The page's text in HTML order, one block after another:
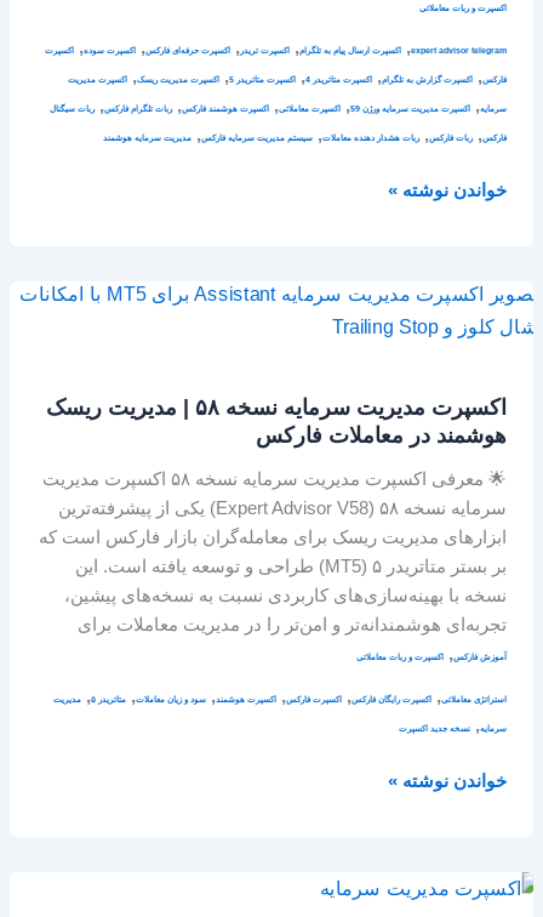
اکسپرت و ربات معاملاتی
expert advisor telegram
, اکسپرت ارسال پیام به تلگرام, اکسپرت تریدر , اکسپرت حرفه‌ای فارکس, اکسپرت سوده, اکسپرت
فارکس, اکسپرت گزارش به تلگرام, اکسپرت متاتریدر 4 , اکسپرت متاتریدر 5 , اکسپرت مدیریت ریسک, اکسپرت مدیریت
سرمایه, اکسپرت مدیریت سرمایه ورژن 59 , اکسپرت معاملاتی, اکسپرت هوشمند فارکس,ربات تلگرام فارکس,ربات سیگنال
فارکس,ربات فارکس,ربات هشدار دهنده معاملات, سیستم مدیریت سرمایه فارکس, مدیریت سرمایه هوشمند
خواندن نوشته »
اکسپرت مدیریت سرمایه نسخه ۵۸ | مدیریت ریسک
هوشمند در معاملات فارکس
🌟 معرفی اکسپرت مدیریت سرمایه نسخه ۵۸ اکسپرت مدیریت
سرمایه نسخه ۵۸ (Expert Advisor V58) یکی از پیشرفته‌ترین
ابزارهای مدیریت ریسک برای معامله‌گران بازار فارکس است که
بر بستر متاتریدر ۵ (MT5) طراحی و توسعه یافته است. این
نسخه با بهینه‌سازی‌های کاربردی نسبت به نسخه‌های پیشین،
تجربه‌ای هوشمندانه‌تر و امن‌تر را در مدیریت معاملات برای
آموزش فارکس, اکسپرت و ربات معاملاتی
استراتژی معاملاتی, اکسپرت رایگان فارکس, اکسپرت فارکس, اکسپرت هوشمند, سود و زیان معاملات, متاتریدر ۵ , مدیریت
سرمایه, نسخه جدید اکسپرت
اکسپرت
مدیریت
۵۸
|
مدیریت
ریسک
هوشمند
معاملات
فارکس
خواندن نوشته »
معرفی